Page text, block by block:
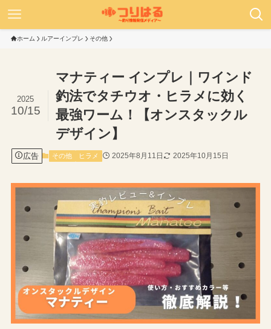
ホーム ルアーインプレ その他
マナティー インプレ｜ワインド
釣法でタチウオ・ヒラメに効く
最強ワーム！【オンスタックル
デザイン】
2025
10/15
広告 その他 ヒラメ 2025年8月11日 2025年10月15日